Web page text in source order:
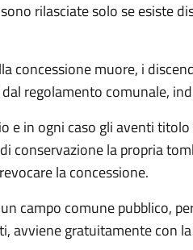
rilasciate solo se esiste
concessione muore, i
regolamento comunale,
e in ogni caso gli aventi
conservazione la propria
la concessione.
campo comune pubblico,
avviene gratuitamente con